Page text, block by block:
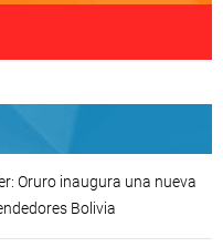
Oruro inaugura una nueva
Bolivia